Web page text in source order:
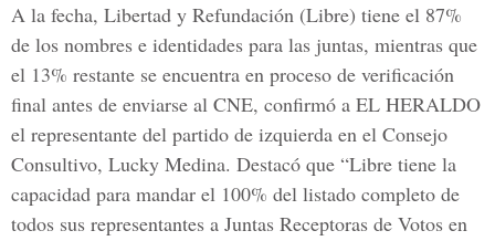
A la fecha, Libertad y Refundación (Libre) tiene el 87%
de los nombres e identidades para las juntas, mientras que
el 13% restante se encuentra en proceso de verificación
final antes de enviarse al CNE, confirmó a EL HERALDO
el representante del partido de izquierda en el Consejo
Consultivo, Lucky Medina. Destacó que “Libre tiene la
capacidad para mandar el 100% del listado completo de
todos sus representantes a Juntas Receptoras de Votos en